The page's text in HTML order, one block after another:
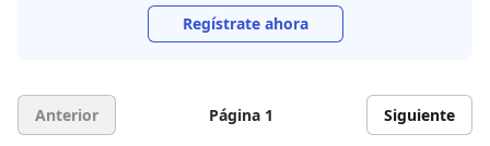
Regístrate ahora
Anterior Página 1 Siguiente